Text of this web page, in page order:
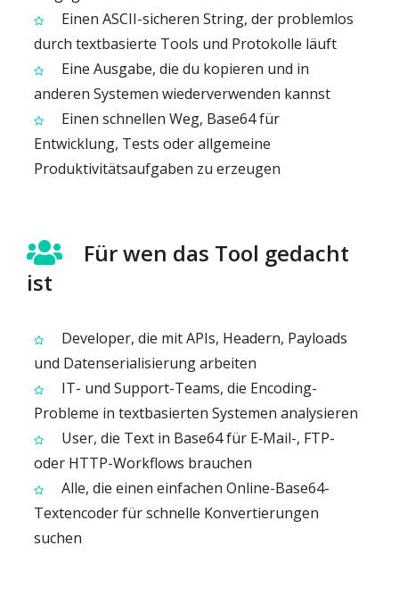
Einen ASCII-sicheren String, der problemlos
durch textbasierte Tools und Protokolle läuft
Eine Ausgabe, die du kopieren und in
anderen Systemen wiederverwenden kannst
Einen schnellen Weg, Base64 für
Entwicklung, Tests oder allgemeine
Produktivitätsaufgaben zu erzeugen
Für wen das Tool gedacht
ist
Developer, die mit APIs, Headern, Payloads
und Datenserialisierung arbeiten
IT- und Support-Teams, die Encoding-
Probleme in textbasierten Systemen analysieren
User, die Text in Base64 für E‑Mail-, FTP-
oder HTTP-Workflows brauchen
Alle, die einen einfachen Online-Base64-
Textencoder für schnelle Konvertierungen
suchen